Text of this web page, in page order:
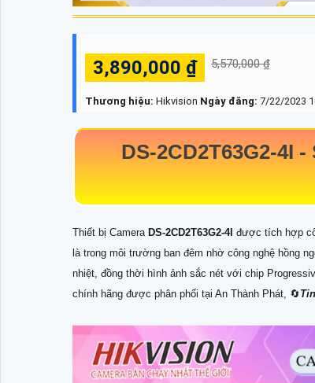
3,890,000 ₫ 5,570,000 ₫
Thương hiệu: Hikvision Ngày đăng: 7/22/2023
DS-2CD2T63G2-4I -
Thiết bị Camera DS-2CD2T63G2-4I được tích hợp
là trong môi trường ban đêm nhờ công nghệ hồng
nhiệt, đồng thời hình ảnh sắc nét với chip
chính hãng được phân phối tại An Thành Phát, 🔄